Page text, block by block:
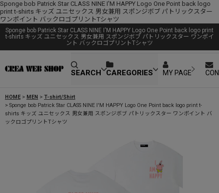
Sponge bob Patrick Star CLASS NINE I'M HAPPY Logo One Point back logo
print t-shirts キッズ ユニセックス 男女兼用 スポンジボブ パトリックスター
ワンポイント バックロゴプリントTシャツ
Sponge bob Patrick Star CLASS NINE I'M HAPPY Logo One Point back logo print
t-shirts キッズ ユニセックス 男女兼用 スポンジボブ パトリックスター ワンポイ
ント バックロゴプリントTシャツ
SEARCH CAREGORIES MY PAGE
HOME > MEN > T-shirt/Shirt
> Sponge bob Patrick Star CLASS NINE I'M HAPPY Logo One Point back logo print t-
shirts キッズ ユニセックス 男女兼用 スポンジボブ パトリックスター ワンポイント バ
ックロゴプリントTシャツ